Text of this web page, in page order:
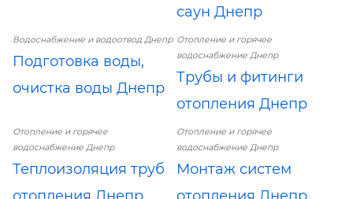
саун Днепр
Водоснабжение и водоотвод Днепр
Подготовка воды,
очистка воды Днепр
Отопление и горячее
водоснабжение Днепр
Трубы и фитинги
отопления Днепр
Отопление и горячее
водоснабжение Днепр
Теплоизоляция труб
Отопление и горячее
водоснабжение Днепр
Монтаж систем